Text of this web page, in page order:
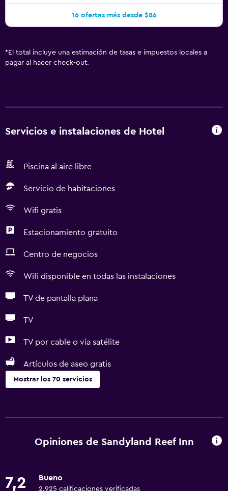
16 ofertas más desde $86
* El total incluye una estimación de tasas e impuestos locales a
pagar al hacer check-out.
Servicios e instalaciones de Hotel
Piscina al aire libre
Servicio de habitaciones
Wifi gratis
Estacionamiento gratuito
Centro de negocios
Wifi disponible en todas las instalaciones
TV de pantalla plana
TV
TV por cable o vía satélite
Artículos de aseo gratis
Mostrar los 70 servicios
Unidad ubicada en la planta baja
Accesibilidad
Opiniones de Sandyland Reef Inn
7,2 Bueno
2.925 calificaciones verificadas